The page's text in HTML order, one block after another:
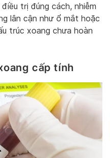
trị đúng cách, nhiễm
lân cận như ổ mắt hoặc
trúc xoang chưa hoàn
cấp tính